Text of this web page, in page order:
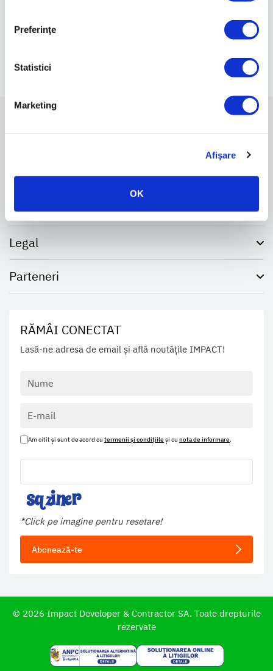
Preferinţe
Statistici
Marketing
Afişare
OK
Proiecte
Legal
Parteneri
RĂMÂI CONECTAT
Lasă-ne adresa de email și află noutățile IMPACT!
Am citit și sunt de acord cu termenii și condițiileși cu nota de informare
*Click pe imagine pentru resetare!
Abonează-te
© 2026 Impact Developer & Contractor SA. Toate drepturile
rezervate